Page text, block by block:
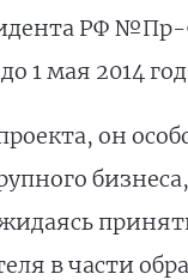
РФ №Пр-
1 мая 2014
он
в части